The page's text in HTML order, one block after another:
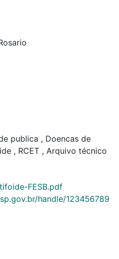
publica , Doencas de
, RCET , Arquivo técnico
FESB.pdf
handle/123456789